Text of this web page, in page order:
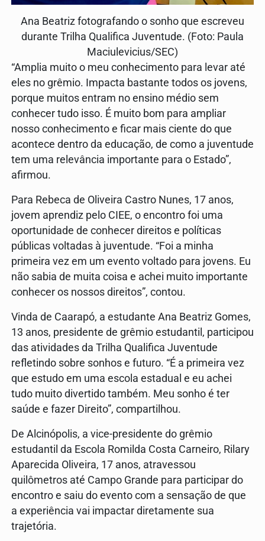
Ana Beatriz fotografando o sonho que escreveu
durante Trilha Qualifica Juventude. (Foto: Paula
Maciulevicius/SEC)
“Amplia muito o meu conhecimento para levar até
eles no grêmio. Impacta bastante todos os jovens,
porque muitos entram no ensino médio sem
conhecer tudo isso. É muito bom para ampliar
nosso conhecimento e ficar mais ciente do que
acontece dentro da educação, de como a juventude
tem uma relevância importante para o Estado”,
afirmou.
Para Rebeca de Oliveira Castro Nunes, 17 anos,
jovem aprendiz pelo CIEE, o encontro foi uma
oportunidade de conhecer direitos e políticas
públicas voltadas à juventude. “Foi a minha
primeira vez em um evento voltado para jovens. Eu
não sabia de muita coisa e achei muito importante
conhecer os nossos direitos”, contou.
Vinda de Caarapó, a estudante Ana Beatriz Gomes,
13 anos, presidente de grêmio estudantil, participou
das atividades da Trilha Qualifica Juventude
refletindo sobre sonhos e futuro. “É a primeira vez
que estudo em uma escola estadual e eu achei
tudo muito divertido também. Meu sonho é ter
saúde e fazer Direito”, compartilhou.
De Alcinópolis, a vice-presidente do grêmio
estudantil da Escola Romilda Costa Carneiro, Rilary
Aparecida Oliveira, 17 anos, atravessou
quilômetros até Campo Grande para participar do
encontro e saiu do evento com a sensação de que
a experiência vai impactar diretamente sua
trajetória.